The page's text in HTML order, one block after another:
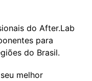
do After.Lab
para
do Brasil.
melhor